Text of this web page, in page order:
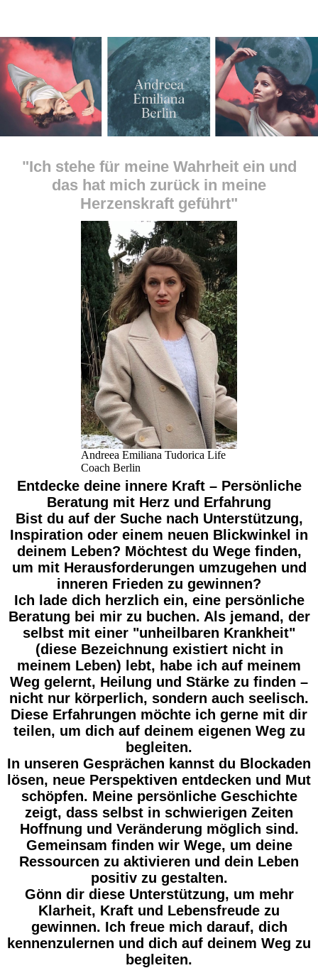
"Ich stehe für meine Wahrheit ein und
das hat mich zurück in meine
Herzenskraft geführt"
Andreea Emiliana Tudorica Life
Coach Berlin
Entdecke deine innere Kraft – Persönliche
Beratung mit Herz und Erfahrung
Bist du auf der Suche nach Unterstützung,
Inspiration oder einem neuen Blickwinkel in
deinem Leben? Möchtest du Wege finden,
um mit Herausforderungen umzugehen und
inneren Frieden zu gewinnen?
Ich lade dich herzlich ein, eine persönliche
Beratung bei mir zu buchen. Als jemand, der
selbst mit einer "unheilbaren Krankheit"
(diese Bezeichnung existiert nicht in
meinem Leben) lebt, habe ich auf meinem
Weg gelernt, Heilung und Stärke zu finden –
nicht nur körperlich, sondern auch seelisch.
Diese Erfahrungen möchte ich gerne mit dir
teilen, um dich auf deinem eigenen Weg zu
begleiten.
In unseren Gesprächen kannst du Blockaden
lösen, neue Perspektiven entdecken und Mut
schöpfen. Meine persönliche Geschichte
zeigt, dass selbst in schwierigen Zeiten
Hoffnung und Veränderung möglich sind.
Gemeinsam finden wir Wege, um deine
Ressourcen zu aktivieren und dein Leben
positiv zu gestalten.
Gönn dir diese Unterstützung, um mehr
Klarheit, Kraft und Lebensfreude zu
gewinnen. Ich freue mich darauf, dich
kennenzulernen und dich auf deinem Weg zu
begleiten.